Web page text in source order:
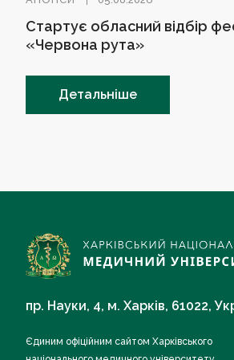
Стартує обласний відбір
«Червона рута»
Детальніше
пр. Науки, 4, м. Харків, 61022,
Єдиним офіційним сайтом Харківського